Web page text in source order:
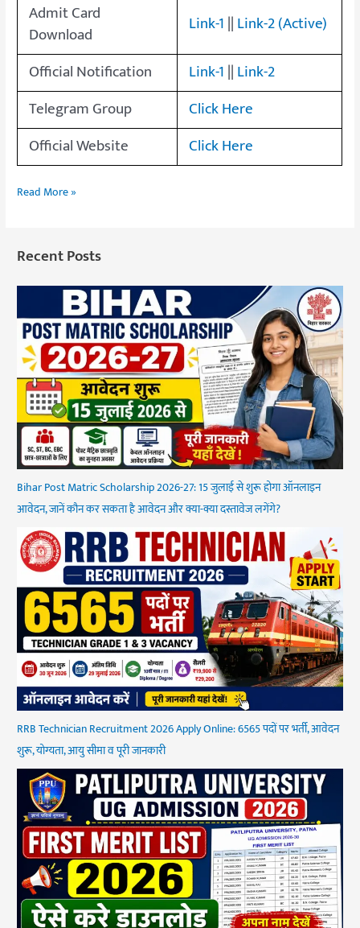
Admit Card
Download
Link-1||Link-2 (Active)
Official Notification
Link-1||Link-2
Telegram Group
Click Here
Official Website
Click Here
Read More »
Recent Posts
Bihar Post Matric Scholarship 2026-27: 15 जुलाई से शुरू होगा ऑनलाइन
आवेदन, जानें कौन कर सकता है आवेदन और क्या-क्या दस्तावेज लगेंगे?
RRB Technician Recruitment 2026 Apply Online: 6565 पदों पर भर्ती, आवेदन
शुरू, योग्यता, आयु सीमा व पूरी जानकारी